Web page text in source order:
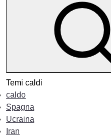
Temi caldi
caldo
Spagna
Ucraina
Iran